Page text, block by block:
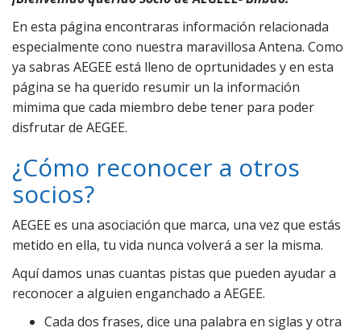
En esta página encontraras información relacionada
especialmente cono nuestra maravillosa Antena. Como
ya sabras AEGEE está lleno de oprtunidades y en esta
página se ha querido resumir un la información
mimima que cada miembro debe tener para poder
disfrutar de AEGEE.
¿Cómo reconocer a otros
socios?
AEGEE es una asociación que marca, una vez que estás
metido en ella, tu vida nunca volverá a ser la misma.
Aquí damos unas cuantas pistas que pueden ayudar a
reconocer a alguien enganchado a AEGEE.
Cada dos frases, dice una palabra en siglas y otra